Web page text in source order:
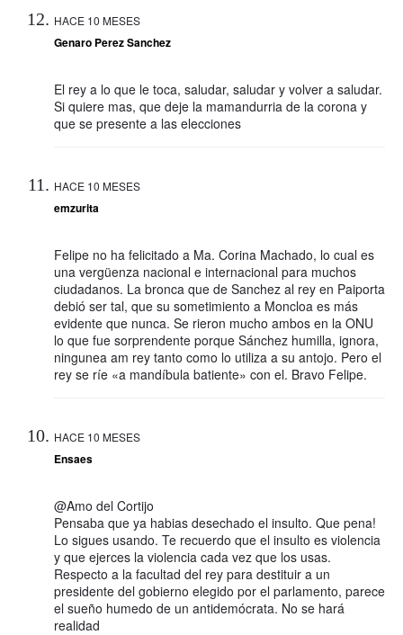
HACE 10 MESES
Genaro Perez Sanchez
El rey a lo que le toca, saludar, saludar y volver a saludar.
Si quiere mas, que deje la mamandurria de la corona y
que se presente a las elecciones
HACE 10 MESES
emzurita
Felipe no ha felicitado a Ma. Corina Machado, lo cual es
una vergüenza nacional e internacional para muchos
ciudadanos. La bronca que de Sanchez al rey en Paiporta
debió ser tal, que su sometimiento a Moncloa es más
evidente que nunca. Se rieron mucho ambos en la ONU
lo que fue sorprendente porque Sánchez humilla, ignora,
ningunea am rey tanto como lo utiliza a su antojo. Pero el
rey se ríe «a mandíbula batiente» con el. Bravo Felipe.
HACE 10 MESES
Ensaes
@Amo del Cortijo
Pensaba que ya habias desechado el insulto. Que pena!
Lo sigues usando. Te recuerdo que el insulto es violencia
y que ejerces la violencia cada vez que los usas.
Respecto a la facultad del rey para destituir a un
presidente del gobierno elegido por el parlamento, parece
el sueño humedo de un antidemócrata. No se hará
realidad